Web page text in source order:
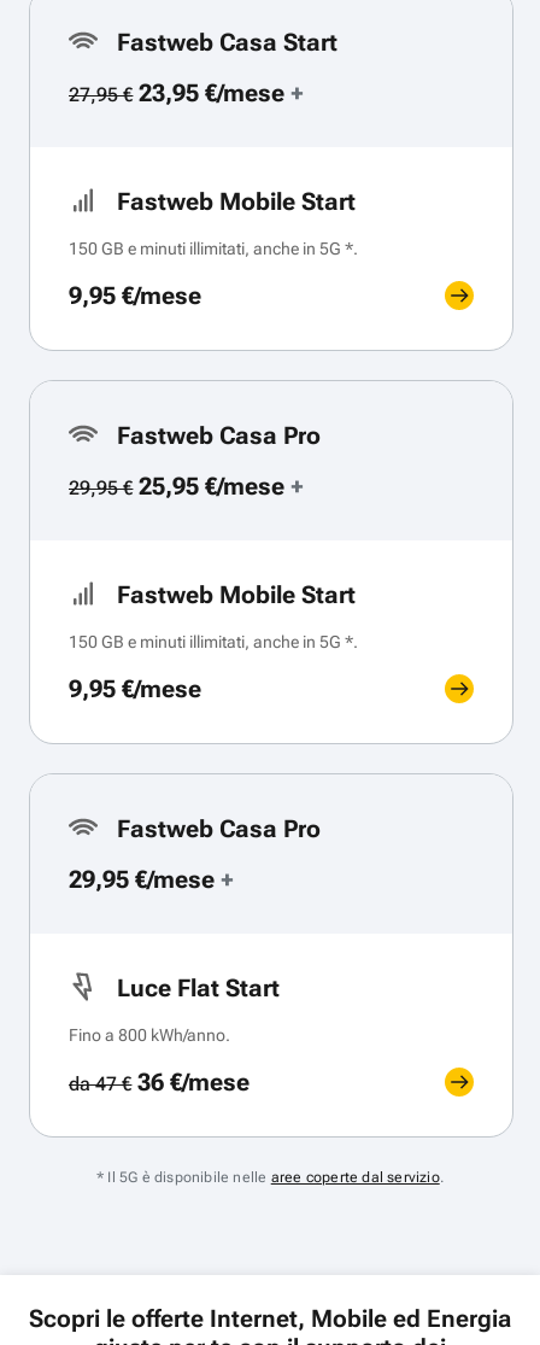
Fastweb Casa Start
27,95 €23,95 €/mese+
Fastweb Mobile Start
150 GB e minuti illimitati, anche in 5G *.
9,95 €/mese
Fastweb Casa Pro
29,95 €25,95 €/mese+
Fastweb Mobile Start
150 GB e minuti illimitati, anche in 5G *.
9,95 €/mese
Fastweb Casa Pro
29,95 €/mese +
Luce Flat Start
Fino a 800 kWh/anno.
da 47 €36 €/mese
* Il 5G è disponibile nelle aree coperte dal servizio.
Scopri le offerte Internet, Mobile ed Energia